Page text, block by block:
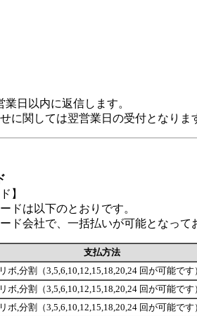
日以内に返信します。
に関しては翌営業日の受付となりま
】
ドは以下のとおりです。
ド会社で、一括払いが可能となって
支払方法
リボ,分割（3,5,6,10,12,15,18,20,24 回が可能です
リボ,分割（3,5,6,10,12,15,18,20,24 回が可能です
リボ,分割（3,5,6,10,12,15,18,20,24 回が可能です